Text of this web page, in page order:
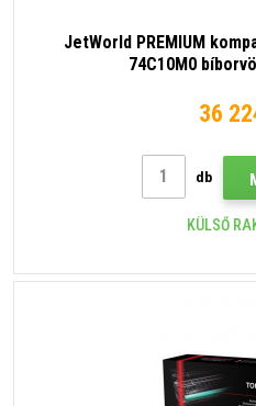
JetWorld PREMIUM
74C10M0
36
db
KÜLSŐ